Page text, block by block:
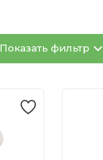
Показать фильтр